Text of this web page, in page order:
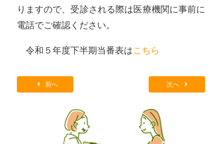
りますので、受診される際は医療機関に事前に
電話でご確認ください。
令和５年度下半期当番表はこちら
前へ 次へ